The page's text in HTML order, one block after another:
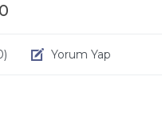
Yorum Yap